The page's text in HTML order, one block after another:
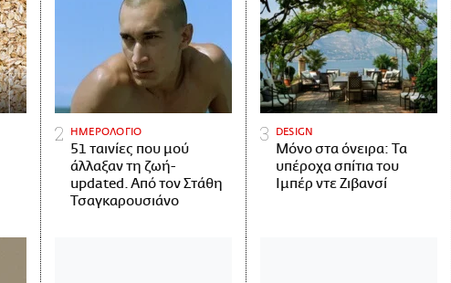
ΗΜΕΡΟΛΟΓΙΟ
51 ταινίες που μού
άλλαξαν τη ζωή-
updated. Aπό τον Στάθη
Τσαγκαρουσιάνο
DESIGN
Μόνο στα όνειρα: Τα
υπέροχα σπίτια του
Ιμπέρ ντε Ζιβανσί